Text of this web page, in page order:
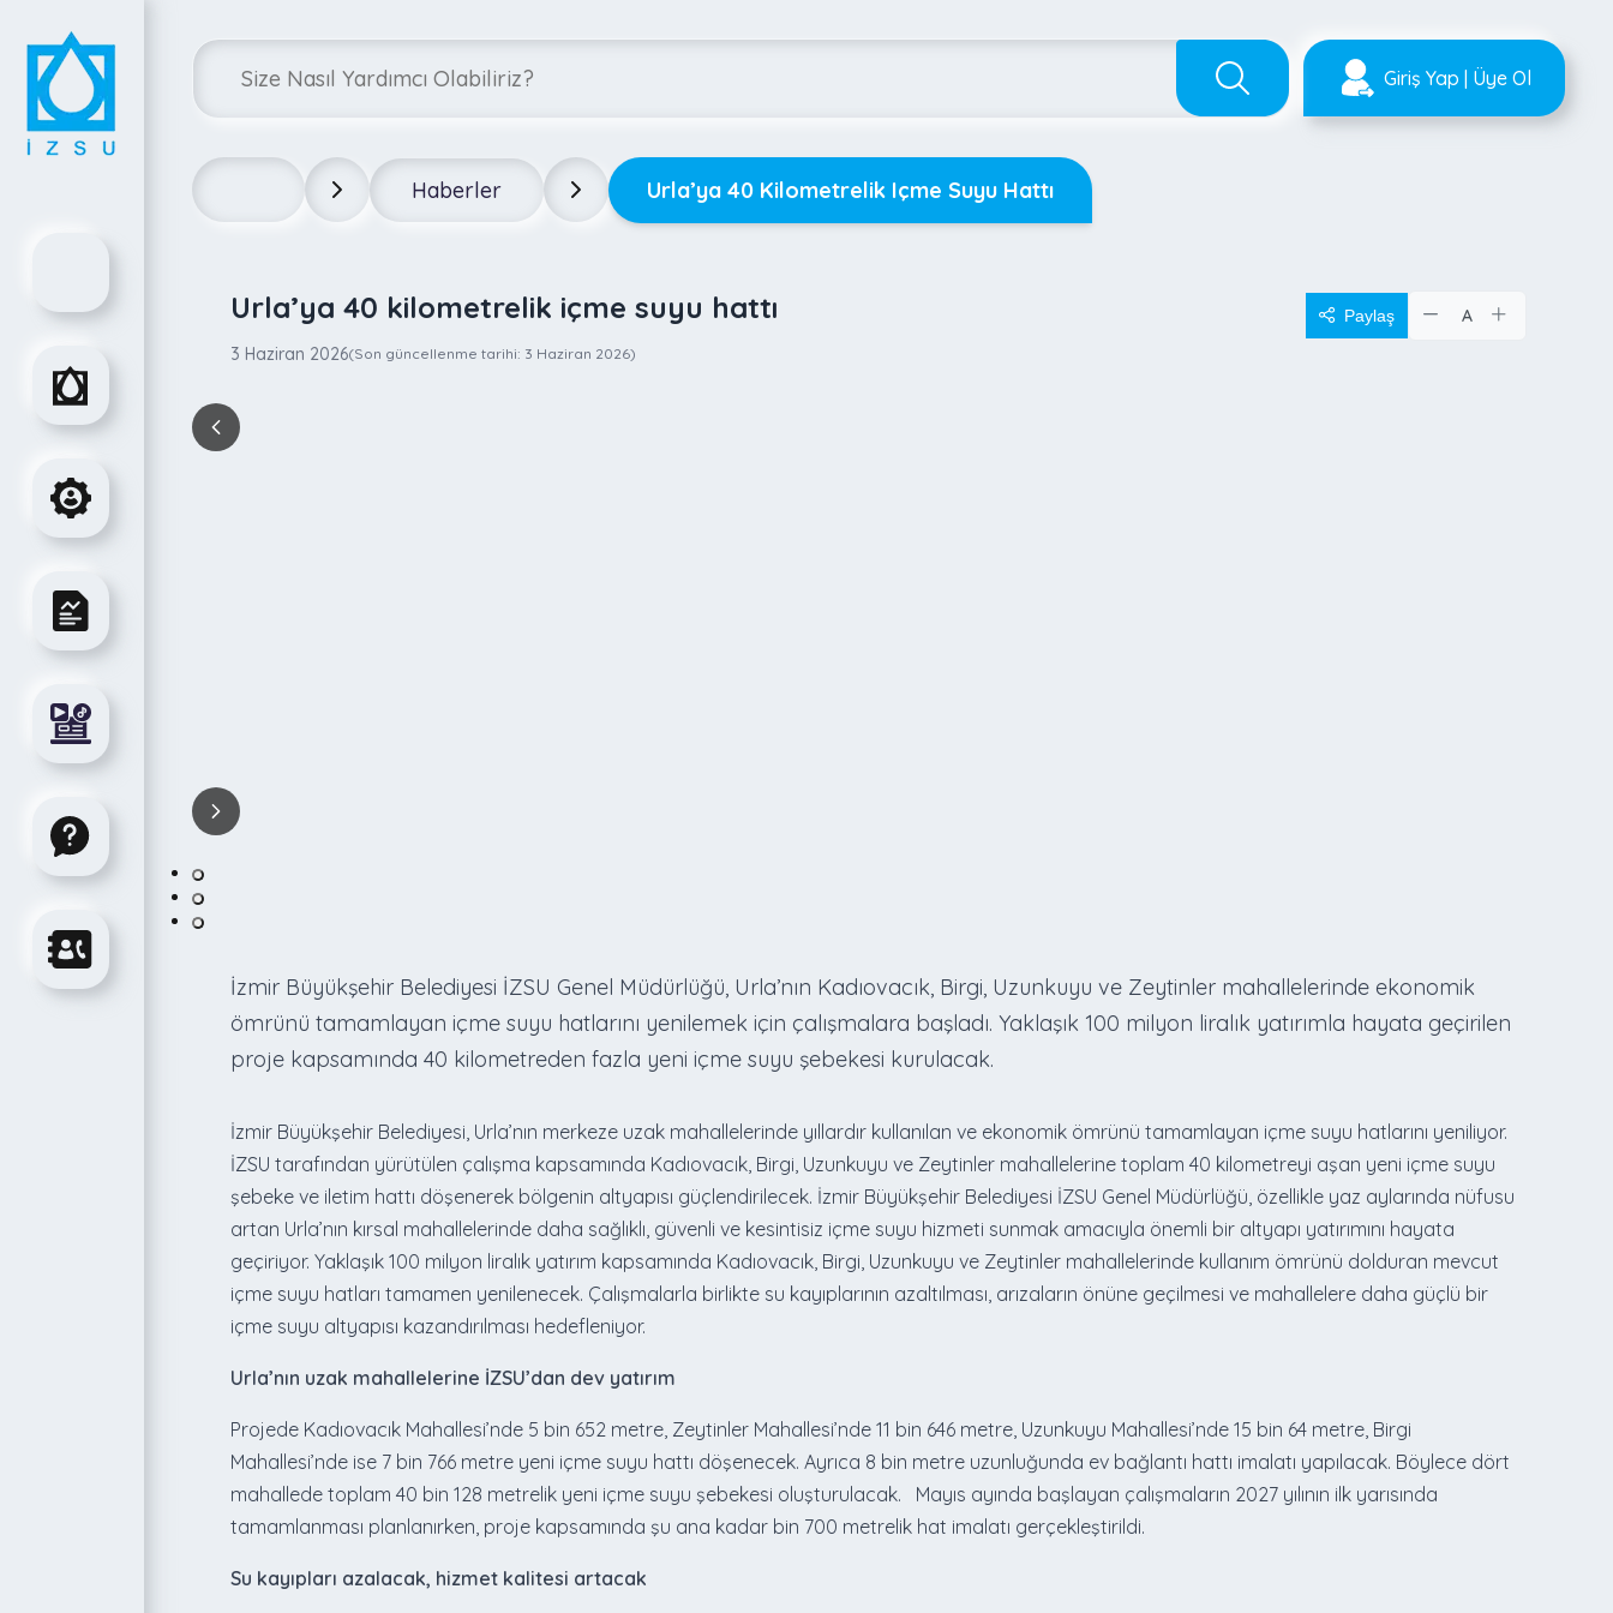
Giriş Yap | Üye Ol
Haberler Urla’ya 40 Kilometrelik Içme Suyu Hattı
Urla’ya 40 kilometrelik içme suyu hattı
3 Haziran 2026(Son güncellenme tarihi: 3 Haziran 2026)
Paylaş A
İzmir Büyükşehir Belediyesi İZSU Genel Müdürlüğü, Urla’nın Kadıovacık, Birgi, Uzunkuyu ve Zeytinler mahallelerinde ekonomik
ömrünü tamamlayan içme suyu hatlarını yenilemek için çalışmalara başladı. Yaklaşık 100 milyon liralık yatırımla hayata geçirilen
proje kapsamında 40 kilometreden fazla yeni içme suyu şebekesi kurulacak.
İzmir Büyükşehir Belediyesi, Urla’nın merkeze uzak mahallelerinde yıllardır kullanılan ve ekonomik ömrünü tamamlayan içme suyu hatlarını yeniliyor.
İZSU tarafından yürütülen çalışma kapsamında Kadıovacık, Birgi, Uzunkuyu ve Zeytinler mahallelerine toplam 40 kilometreyi aşan yeni içme suyu
şebeke ve iletim hattı döşenerek bölgenin altyapısı güçlendirilecek. İzmir Büyükşehir Belediyesi İZSU Genel Müdürlüğü, özellikle yaz aylarında nüfusu
artan Urla’nın kırsal mahallelerinde daha sağlıklı, güvenli ve kesintisiz içme suyu hizmeti sunmak amacıyla önemli bir altyapı yatırımını hayata
geçiriyor. Yaklaşık 100 milyon liralık yatırım kapsamında Kadıovacık, Birgi, Uzunkuyu ve Zeytinler mahallelerinde kullanım ömrünü dolduran mevcut
içme suyu hatları tamamen yenilenecek. Çalışmalarla birlikte su kayıplarının azaltılması, arızaların önüne geçilmesi ve mahallelere daha güçlü bir
içme suyu altyapısı kazandırılması hedefleniyor.
Urla’nın uzak mahallelerine İZSU’dan dev yatırım
Projede Kadıovacık Mahallesi’nde 5 bin 652 metre, Zeytinler Mahallesi’nde 11 bin 646 metre, Uzunkuyu Mahallesi’nde 15 bin 64 metre, Birgi
Mahallesi’nde ise 7 bin 766 metre yeni içme suyu hattı döşenecek. Ayrıca 8 bin metre uzunluğunda ev bağlantı hattı imalatı yapılacak. Böylece dört
mahallede toplam 40 bin 128 metrelik yeni içme suyu şebekesi oluşturulacak. Mayıs ayında başlayan çalışmaların 2027 yılının ilk yarısında
tamamlanması planlanırken, proje kapsamında şu ana kadar bin 700 metrelik hat imalatı gerçekleştirildi.
Su kayıpları azalacak, hizmet kalitesi artacak